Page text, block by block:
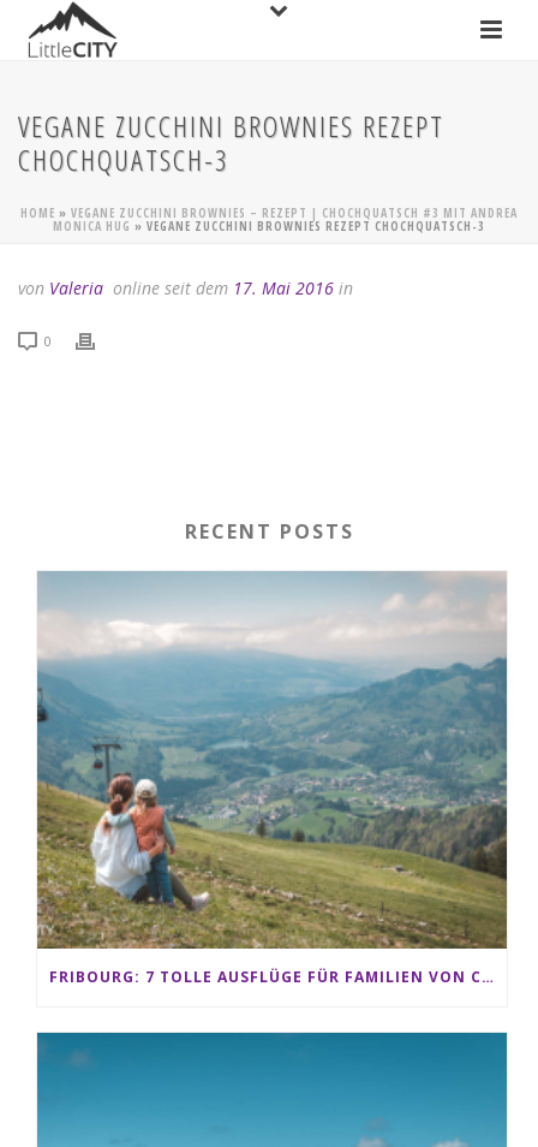
VEGANE ZUCCHINI BROWNIES REZEPT
CHOCHQUATSCH-3
HOME » VEGANE ZUCCHINI BROWNIES – REZEPT | CHOCHQUATSCH #3 MIT ANDREA
MONICA HUG » VEGANE ZUCCHINI BROWNIES REZEPT CHOCHQUATSCH-3
von Valeria online seit dem 17. Mai 2016 in
0
RECENT POSTS
FRIBOURG: 7 TOLLE AUSFLÜGE FÜR FAMILIEN VON CHARMEY BIS LES PACCOTS